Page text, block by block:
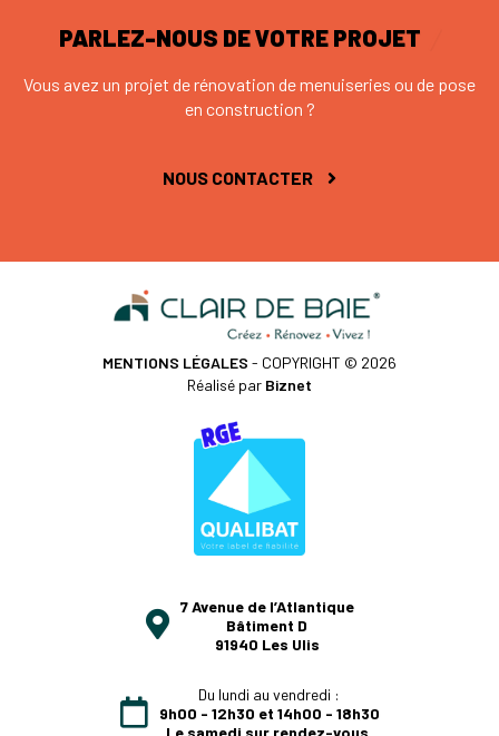
PARLEZ-NOUS DE VOTRE PROJET
Vous avez un projet de rénovation de menuiseries ou de pose
en construction ?
NOUS CONTACTER
7 Avenue de l’Atlantique
Bâtiment D
91940 Les Ulis
Du lundi au vendredi :
9h00 - 12h30 et 14h00 - 18h30
Le samedi sur rendez-vous.
MENTIONS LÉGALES - COPYRIGHT © 2026
Réalisé par Biznet